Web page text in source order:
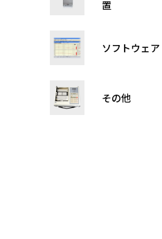
置
ソフトウェア
その他